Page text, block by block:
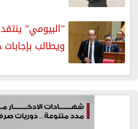
”البيومي”
ويطالب